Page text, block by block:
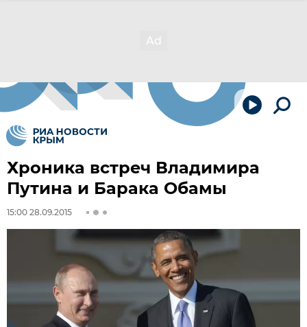
Хроника встреч Владимира
Путина и Барака Обамы
15:00 28.09.2015